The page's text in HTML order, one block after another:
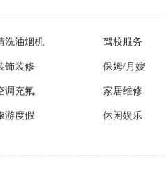
洗油烟机 驾校服务
饰装修 保姆/月嫂
调充氟 家居维修
游度假 休闲娱乐